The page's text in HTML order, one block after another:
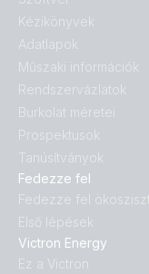
Fedezze fel
Fedezze fel
Első lépések
Victron Energy
Ez a Victron
Kézikönyvek
Adatlapok
Műszaki információk
Rendszervázlatok
Burkolat méretei
Prospektusok
Tanúsítványok